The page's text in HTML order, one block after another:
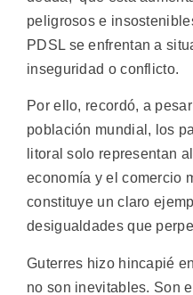
peligrosos e
PDSL se enfrentan a
inseguridad o conflicto.
Por ello, recordó, a
población mundial, los
litoral solo representan
economía y el comercio
constituye un claro
desigualdades que
Guterres hizo hincapié
no son inevitables. Son